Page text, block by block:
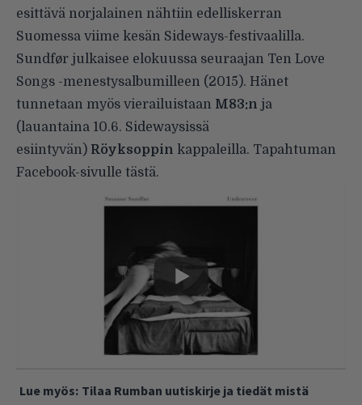
esittävä norjalainen nähtiin edelliskerran
Suomessa viime kesän Sideways-festivaalilla.
Sundfør julkaisee elokuussa seuraajan Ten Love
Songs -menestysalbumilleen (2015). Hänet
tunnetaan myös vierailuistaan M83:n ja
(lauantaina 10.6. Sidewaysissä
esiintyvän) Röyksoppin kappaleilla. Tapahtuman
Facebook-sivulle tästä.
Lue myös: Tilaa Rumban uutiskirje ja tiedät mistä